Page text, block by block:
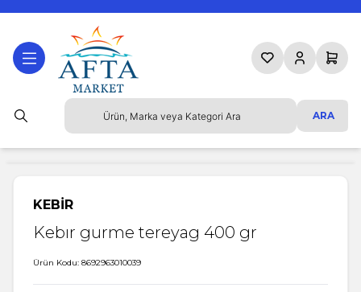
ARA
Favorilerim
HesabımSepetim
KEBİR
Kebır gurme tereyag 400 gr
Ürün Kodu: 8692963010039